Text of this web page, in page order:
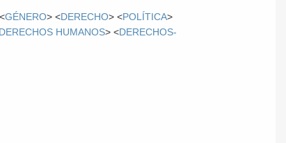
GÉNERO> <DERECHO> <POLÍTICA>
DERECHOS HUMANOS> <DERECHOS-